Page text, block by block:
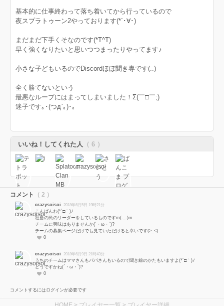
基本的に仕事終わって落ち着いてから行っているので
夜スプラトゥーン2やっております(*´･∀･)
まだまだ下手くそなのです(*T^T)
早く強くなりたいと思いつつまったりやってます♪
小さな子どもいるのでDiscordほぼ聞き専です(..)
全く勝てないという
最悪なループにはまってしまいました！Σ(￣□￣;)
迷子です｡･(つд`｡)･｡
いいね！してくれた人 （ 6 ）
コメント （ 2 ）
crazysoisoi 2018年6月5日 19時21分
こんばんわ(*´□｀)ﾉ
社畜の民のリーダーをしているものですm(._.)m
チームに興味はありませんか(´・ω・`)?
チームの募集ページだけでも見ていただけると幸いです(>_<)
0
crazysoisoi 2018年6月9日 21時43分
うちのチームはママさんもパパさんもいるので聞き線のかたもいますよ(*´□｀)ﾉ
どうですかね(´・ω・`)?
0
コメントするにはログインが必要です